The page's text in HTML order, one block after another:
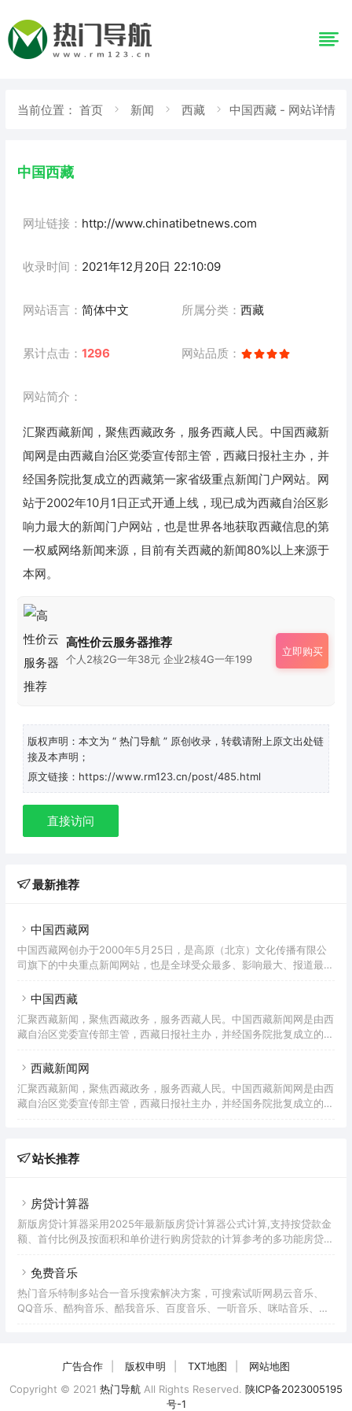
当前位置： 首页 新闻 西藏 中国西藏 - 网站详情
中国西藏
网址链接： http://www.chinatibetnews.com
收录时间： 2021年12月20日 22:10:09
网站语言： 简体中文 所属分类： 西藏
累计点击： 1296 网站品质：
网站简介：
汇聚西藏新闻，聚焦西藏政务，服务西藏人民。中国西藏新
闻网是由西藏自治区党委宣传部主管，西藏日报社主办，并
经国务院批复成立的西藏第一家省级重点新闻门户网站。网
站于2002年10月1日正式开通上线，现已成为西藏自治区影
响力最大的新闻门户网站，也是世界各地获取西藏信息的第
一权威网络新闻来源，目前有关西藏的新闻80%以上来源于
本网。
高性价云服务器推荐
个人2核2G一年38元 企业2核4G一年199
立即购买
版权声明：本文为 “ 热门导航 ” 原创收录，转载请附上原文出处链
接及本声明；
原文链接：https://www.rm123.cn/post/485.html
直接访问
最新推荐
中国西藏网
中国西藏网创办于2000年5月25日，是高原（北京）文化传播有限公
司旗下的中央重点新闻网站，也是全球受众最多、影响最大、报道最权
网，以关注高层动向、追踪藏区时事、钩沉史海秘闻、冷观世界风云为
中国西藏
汇聚西藏新闻，聚焦西藏政务，服务西藏人民。中国西藏新闻网是由西
藏自治区党委宣传部主管，西藏日报社主办，并经国务院批复成立的西
线，现已成为西藏自治区影响力最大的新闻门户网站，也是世界各地获
源于本网。
西藏新闻网
汇聚西藏新闻，聚焦西藏政务，服务西藏人民。中国西藏新闻网是由西
藏自治区党委宣传部主管，西藏日报社主办，并经国务院批复成立的西
源于本网。
站长推荐
房贷计算器
新版房贷计算器采用2025年最新版房贷计算器公式计算,支持按贷款金
额、首付比例及按面积和单价进行购房贷款的计算参考的多功能房贷计
贷款利率、首付、月供明细等提供计算参考。
免费音乐
热门音乐特制多站合一音乐搜索解决方案，可搜索试听网易云音乐、
QQ音乐、酷狗音乐、酷我音乐、百度音乐、一听音乐、咪咕音乐、荔
广告合作 版权申明 TXT地图
网站地图
Copyright © 2021 热门导航 All Rights Reserved. 陕ICP备2023005195
号-1